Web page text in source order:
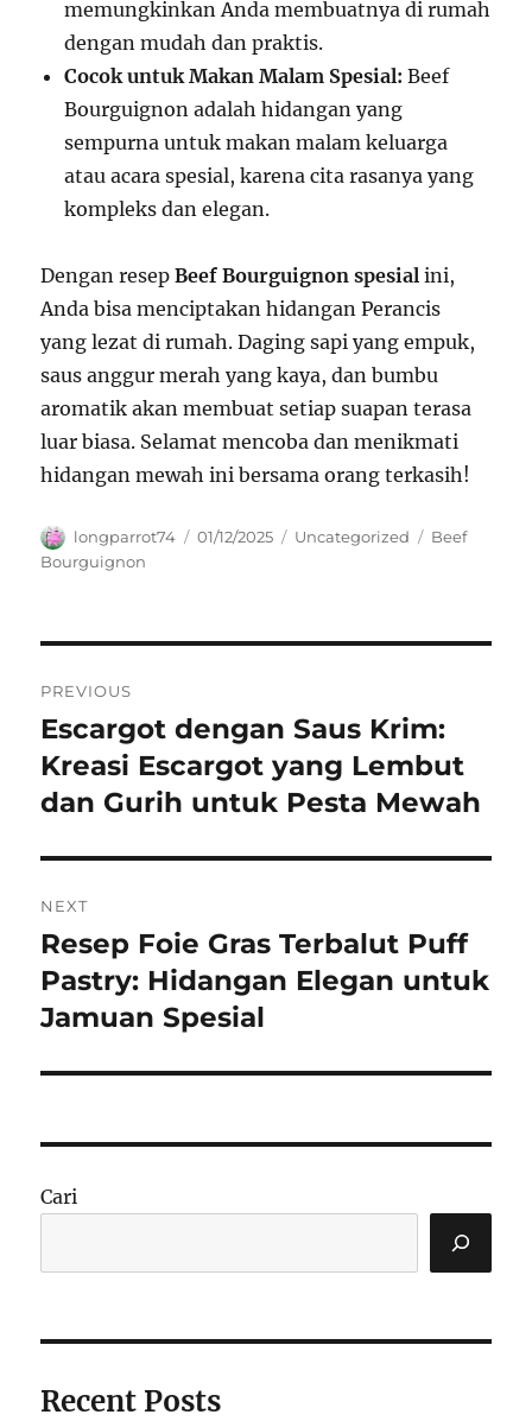
memungkinkan Anda membuatnya di rumah
dengan mudah dan praktis.
Cocok untuk Makan Malam Spesial: Beef
Bourguignon adalah hidangan yang
sempurna untuk makan malam keluarga
atau acara spesial, karena cita rasanya yang
kompleks dan elegan.
Dengan resepBeef Bourguignon spesial ini,
Anda bisa menciptakan hidangan Perancis
yang lezat di rumah. Daging sapi yang empuk,
saus anggur merah yang kaya, dan bumbu
aromatik akan membuat setiap suapan terasa
luar biasa. Selamat mencoba dan menikmati
hidangan mewah ini bersama orang terkasih!
Author
longparrot74
Posted
01/12/2025 Categories
Uncategorized Tags
Beef
Bourguignon
pos
PREVIOUS
Previous
post:
Escargot dengan Saus Krim:
Kreasi Escargot yang Lembut
dan Gurih untuk Pesta Mewah
NEXT
Next
post:
Resep Foie Gras Terbalut Puff
Pastry: Hidangan Elegan untuk
Jamuan Spesial
Cari
Recent Posts